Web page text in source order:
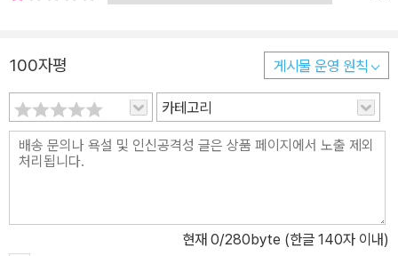
100자평 게시물 운영 원칙
카테고리
현재 0/280byte (한글 140자 이내)